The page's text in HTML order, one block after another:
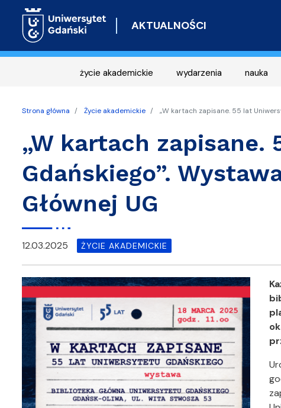
AKTUALNOŚCI
życie akademickie wydarzenia nauka
Strona główna Życie akademickie „W kartach zapisane. 55 lat
„W kartach
Gdańskiego”.
Głównej UG
12.03.2025 ŻYCIE AKADEMICKIE